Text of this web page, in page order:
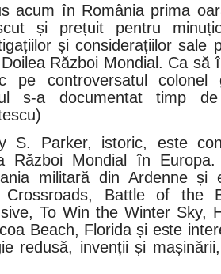
acum în România prima
și prețuit pentru
și considerațiilor sale
Război Mondial. Ca să
pe controversatul colonel
s-a documentat timp
S. Parker, istoric, este
Război Mondial în
militară din Ardenne și
Crossroads, Battle of the
To Win the Winter Sky,
Beach, Florida și este
redusă, invenții și